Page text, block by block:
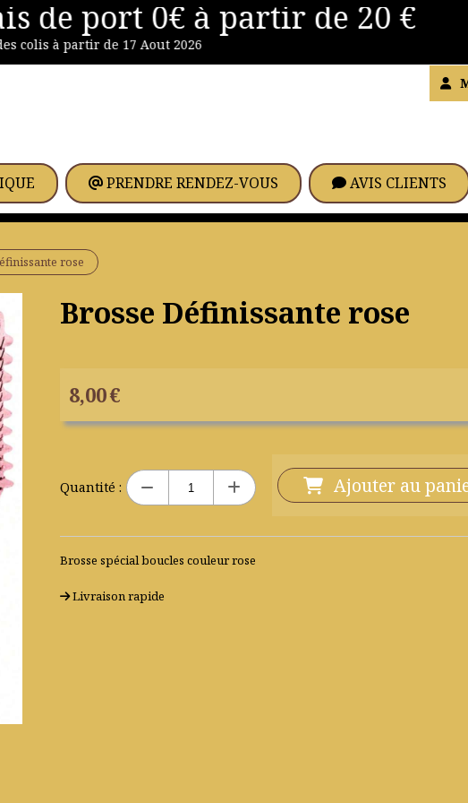
de port 0€ à partir de 20 €
colis à partir de 17 Aout 2026
PRENDRE RENDEZ-VOUS AVIS CLIENTS
rose
Brosse Définissante rose
8,00€
Quantité : Ajouter au
Brosse spécial boucles couleur rose
Livraison rapide